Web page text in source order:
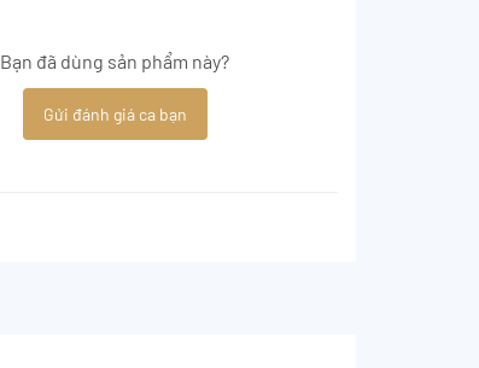
Bạn đã dùng sản phẩm này?
Gửi đánh giá ca bạn